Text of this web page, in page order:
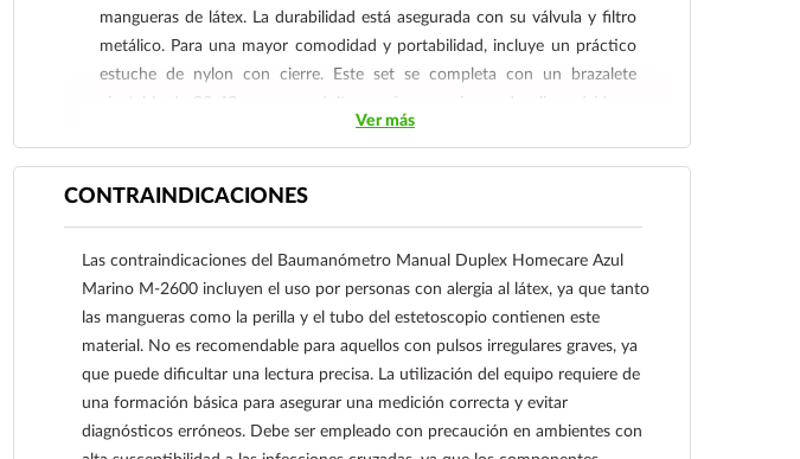
mangueras de látex. La durabilidad está asegurada con su válvula y filtro
metálico. Para una mayor comodidad y portabilidad, incluye un práctico
estuche de nylon con cierre. Este set se completa con un brazalete
ajustable de 22-42 cm para adultos y ofrece un juego de olivas rígidas y
suaves, junto con un estetoscopio modelo duplex 600 y una tarjeta de
arterial.
Ver más
CONTRAINDICACIONES
Las contraindicaciones del Baumanómetro Manual Duplex Homecare Azul
Marino M-2600 incluyen el uso por personas con alergia al látex, ya que tanto
las mangueras como la perilla y el tubo del estetoscopio contienen este
material. No es recomendable para aquellos con pulsos irregulares graves, ya
que puede dificultar una lectura precisa. La utilización del equipo requiere de
una formación básica para asegurar una medición correcta y evitar
diagnósticos erróneos. Debe ser empleado con precaución en ambientes con